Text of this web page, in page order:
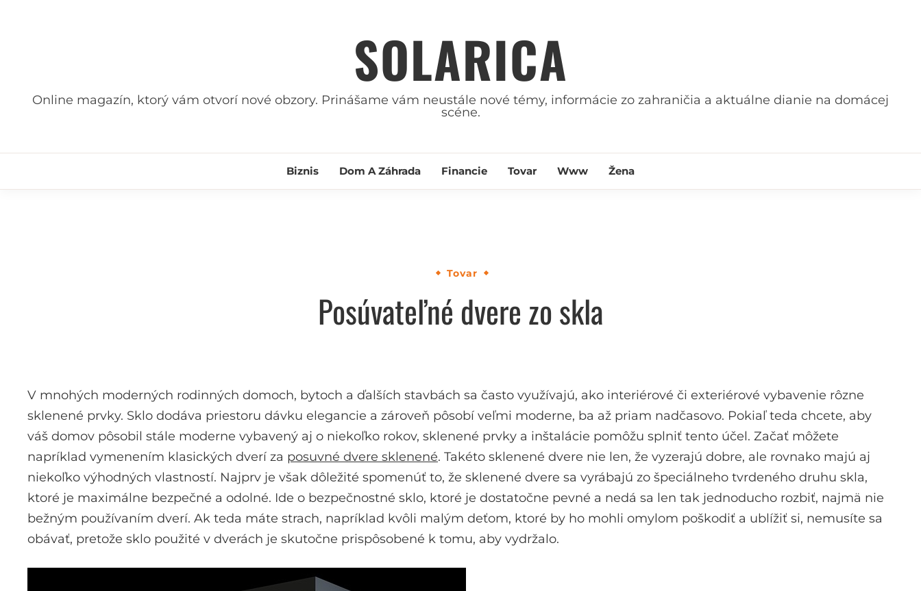
SOLARICA
Online magazín, ktorý vám otvorí nové obzory. Prinášame vám neustále nové témy, informácie zo zahraničia a aktuálne dianie na domácej
scéne.
Biznis Dom A Záhrada Financie Tovar Www Žena
Tovar
Posúvateľné dvere zo skla
V mnohých moderných rodinných domoch, bytoch a ďalších stavbách sa často využívajú, ako interiérové či exteriérové vybavenie rôzne
sklenené prvky. Sklo dodáva priestoru dávku elegancie a zároveň pôsobí veľmi moderne, ba až priam nadčasovo. Pokiaľ teda chcete, aby
váš domov pôsobil stále moderne vybavený aj o niekoľko rokov, sklenené prvky a inštalácie pomôžu splniť tento účel. Začať môžete
napríklad vymenením klasických dverí za posuvné dvere sklenené. Takéto sklenené dvere nie len, že vyzerajú dobre, ale rovnako majú aj
niekoľko výhodných vlastností. Najprv je však dôležité spomenúť to, že sklenené dvere sa vyrábajú zo špeciálneho tvrdeného druhu skla,
ktoré je maximálne bezpečné a odolné. Ide o bezpečnostné sklo, ktoré je dostatočne pevné a nedá sa len tak jednoducho rozbiť, najmä nie
bežným používaním dverí. Ak teda máte strach, napríklad kvôli malým deťom, ktoré by ho mohli omylom poškodiť a ublížiť si, nemusíte sa
obávať, pretože sklo použité v dverách je skutočne prispôsobené k tomu, aby vydržalo.